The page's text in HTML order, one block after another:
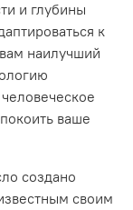
и глубины
к
наилучший
ваше
создано
своим